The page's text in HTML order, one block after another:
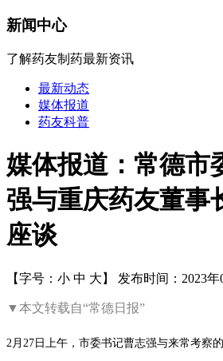
新闻中心
了解药友制药最新资讯
最新动态
媒体报道
药友科普
媒体报道：常德市
强与重庆药友董事
座谈
【字号： 小 中 大 】 发布时间：2023年
▼本文转载自“常德日报”
2月27日上午，市委书记曹志强与来常考察